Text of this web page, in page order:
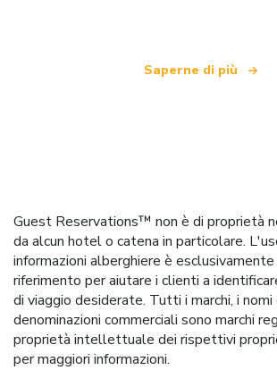
Saperne di più
Guest Reservations™ non è di proprietà
da alcun hotel o catena in particolare.
informazioni alberghiere è
riferimento per aiutare i clienti a
di viaggio desiderate. Tutti i marchi, i
denominazioni commerciali sono marchi
proprietà intellettuale dei rispettivi
per maggiori informazioni.